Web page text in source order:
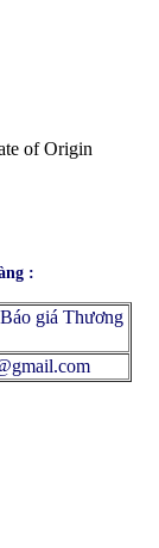
of Origin
:
giá Thương